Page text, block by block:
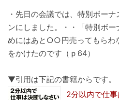
・先日の会議では、特別ボー
ンにしました。・・「特別ボ
めにはあと○○円売ってもらわ
をかけたのです（ｐ64）
▼引用は下記の書籍からです。
2分以内で仕